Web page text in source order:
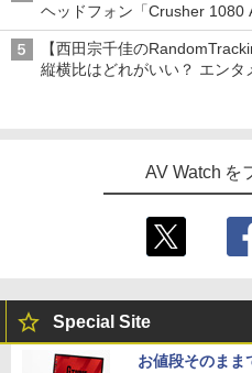
ヘッドフォン「Crusher 1080
【西田宗千佳の
縦横比はどれがいい？ エン
AV Watch を
Special Site
お値段そのまま